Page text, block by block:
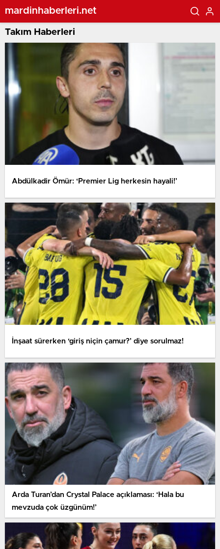
mardinhaberleri.net
Takım Haberleri
Abdülkadir Ömür: ‘Premier Lig herkesin hayali!’
İnşaat sürerken ‘giriş niçin çamur?’ diye sorulmaz!
Arda Turan’dan Crystal Palace açıklaması: ‘Hala bu
mevzuda çok üzgünüm!’